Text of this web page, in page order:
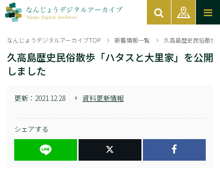
なんじょうデジタルアーカイブTOP 新着情報一覧 久高島歴史民俗散歩
久高島歴史民俗散歩「ハタスと大里家」を公開
しました
更新： 2021.12.28 資料更新情報
シェアする